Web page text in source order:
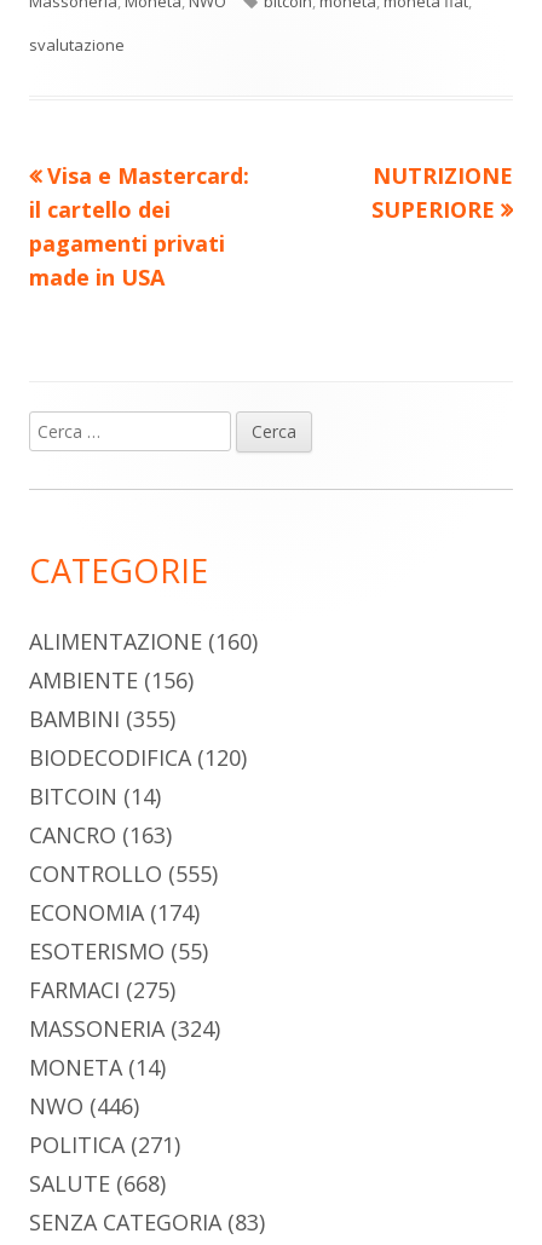
finestra
svalutazione
Navigazione
articoli
Precedente
articolo:
Visa e Mastercard:
il cartello dei
pagamenti privati
made in USA
Nuovo
articolo:
NUTRIZIONE
SUPERIORE
Barra
laterale
Ricerca
per:
CATEGORIE
ALIMENTAZIONE (160)
AMBIENTE (156)
BAMBINI (355)
BIODECODIFICA(120)
BITCOIN (14)
CANCRO (163)
CONTROLLO (555)
ECONOMIA(174)
ESOTERISMO (55)
FARMACI (275)
MASSONERIA(324)
MONETA(14)
NWO (446)
POLITICA(271)
SALUTE (668)
SENZA CATEGORIA(83)